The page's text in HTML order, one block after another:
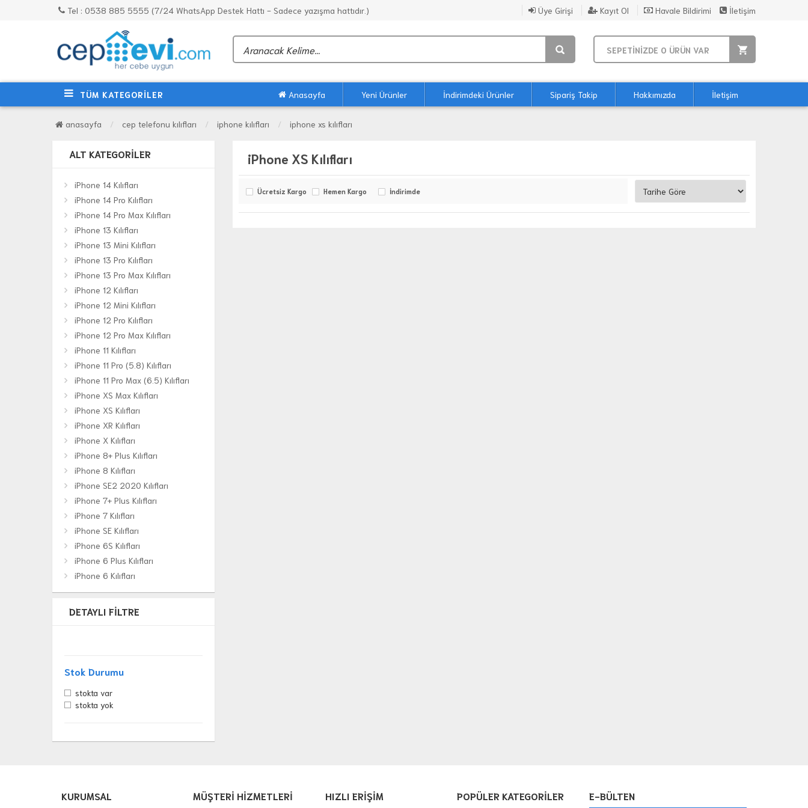
Tel : 0538 885 5555 (7/24 WhatsApp Destek Hattı - Sadece yazışma hattıdır.) Üye Girişi Kayıt Ol Havale Bildirimi İletişim
SEPETİNİZDE 0 ÜRÜN VAR
TÜM KATEGORİLER Anasayfa Yeni Ürünler İndirimdeki Ürünler Sipariş Takip Hakkımızda İletişim
anasayfa cep telefonu kılıfları iphone kılıfları iphone xs kılıfları
ALT KATEGORILER
iPhone 14 Kılıfları
iPhone 14 Pro Kılıfları
iPhone 14 Pro Max Kılıfları
iPhone 13 Kılıfları
iPhone 13 Mini Kılıfları
iPhone 13 Pro Kılıfları
iPhone 13 Pro Max Kılıfları
iPhone 12 Kılıfları
iPhone 12 Mini Kılıfları
iPhone 12 Pro Kılıfları
iPhone 12 Pro Max Kılıfları
iPhone 11 Kılıfları
iPhone 11 Pro (5.8) Kılıfları
iPhone 11 Pro Max (6.5) Kılıfları
iPhone XS Max Kılıfları
iPhone XS Kılıfları
iPhone XR Kılıfları
iPhone X Kılıfları
iPhone 8+ Plus Kılıfları
iPhone 8 Kılıfları
iPhone SE2 2020 Kılıfları
iPhone 7+ Plus Kılıfları
iPhone 7 Kılıfları
iPhone SE Kılıfları
iPhone 6S Kılıfları
iPhone 6 Plus Kılıfları
iPhone 6 Kılıfları
DETAYLI FILTRE
Stok Durumu
stokta var
stokta yok
iPhone XS Kılıfları
Ücretsiz Kargo Hemen Kargo İndirimde
KURUMSAL MÜŞTERİ HİZMETLERİ HIZLI ERİŞİM POPÜLER KATEGORİLER E-BÜLTEN